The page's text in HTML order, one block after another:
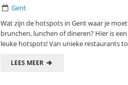
Gent
Wat zijn de hotspots in Gent waar je
brunchen, lunchen of dineren? Hier is
leuke hotspots! Van unieke restaurants
LEES MEER